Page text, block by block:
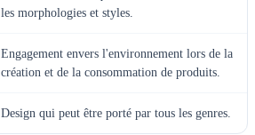
les morphologies et styles.
Engagement envers l'environnement lors de la
création et de la consommation de produits.
Design qui peut être porté par tous les genres.